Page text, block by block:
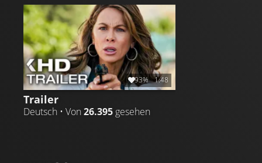
93% 1:48
Trailer
Deutsch • Von 26.395 gesehen